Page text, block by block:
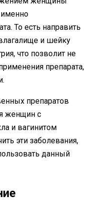
именно
То есть направить
и шейку
что позволит не
препарата,
препаратов
женщин с
и вагинитом
эти заболевания,
данный